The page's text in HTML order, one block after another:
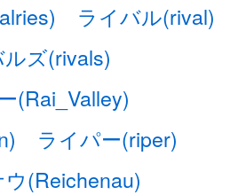
ライバル(rival)
ズ(rivals)
(Rai_Valley)
ライパー(riper)
(Reichenau)